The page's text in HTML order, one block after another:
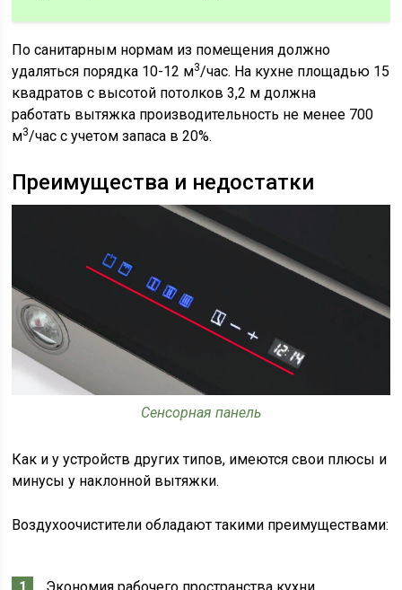
По санитарным нормам из помещения должно
удаляться порядка 10-12 м3/час. На кухне площадью 15
квадратов с высотой потолков 3,2 м должна
работать вытяжка производительность не менее 700
м3/час с учетом запаса в 20%.
Преимущества и недостатки
Сенсорная панель
Как и у устройств других типов, имеются свои плюсы и
минусы у наклонной вытяжки.
Воздухоочистители обладают такими преимуществами:
Экономия рабочего пространства кухни.